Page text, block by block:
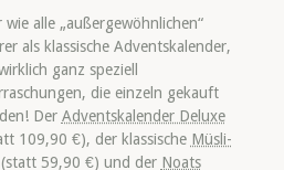
alle „außergewöhnlichen“
als klassische Adventskalender,
ganz speziell
die einzeln gekauft
Der Adventskalender Deluxe
109,90 €), der klassische Müsli-
59,90 €) und der Noats